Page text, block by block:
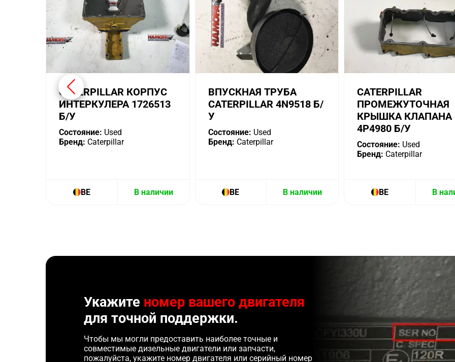
CATERPILLAR КОРПУС
ИНТЕРКУЛЕРА 1726513
Б/У
Состояние: Used
Бренд: Caterpillar
BE В наличии
ВПУСКНАЯ ТРУБА
CATERPILLAR 4N9518 Б/
У
Состояние: Used
Бренд: Caterpillar
BE В наличии
CATERPILLAR
ПРОМЕЖУТОЧНАЯ
КРЫШКА КЛАПАНА
4P4980 Б/У
Состояние: Used
Бренд: Caterpillar
BE В
Укажите номер вашего двигателя
для точной поддержки.
Чтобы мы могли предоставить наиболее точные и
совместимые дизельные двигатели или запчасти,
пожалуйста, укажите номер двигателя или серийный номер